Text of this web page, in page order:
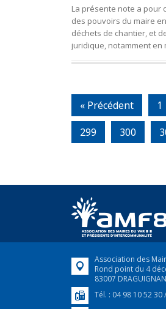
La présente note a pour
des pouvoirs du maire
déchets de chantier, et
juridique, notamment en
« Précédent 1
299
300
Association des
Rond point du 4
83007
Tél. : 04 98 10 52 30